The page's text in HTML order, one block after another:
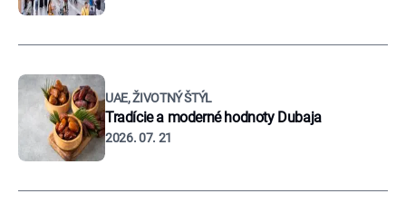
UAE, ŽIVOTNÝ ŠTÝL
Tradície a moderné hodnoty Dubaja
2026. 07. 21